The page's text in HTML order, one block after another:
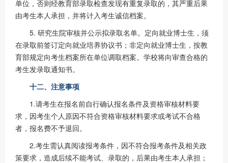
单位，否则经教育部录取检查发现有重复录取的，其严重后果
由考生本人承担，并将计入考生诚信档案。
5. 研究生院审核并公示拟录取名单。定向就业博士生，须
在录取前签订定向就业培养协议书；非定向就业博士生，按教
育部规定向考生档案所在单位调取档案。学校将向审查合格的
考生发录取通知书。
十二、注意事项
1.请考生在报名前自行确认报名条件及资格审核材料要
求，因考生个人原因不符合资格审核材料要求或考试不合格
者，报名费不予退回。
2.考生需认真阅读报考条件，因不符合报考条件及相关政
策要求，造成后续不能考试、录取的，后果由考生本人承担；